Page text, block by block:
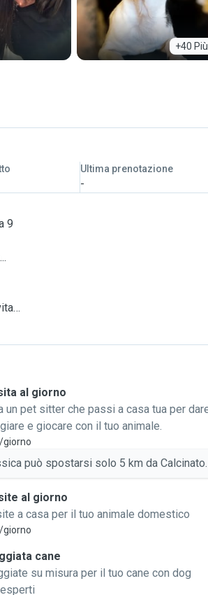
+40 Più
Ultima prenotazione
-
9
)
al giorno
un pet sitter che passi a casa tua per
e giocare con il tuo animale.
/giorno
può spostarsi solo 5 km da Calcinato.
al giorno
a casa per il tuo animale domestico
/giorno
cane
su misura per il tuo cane con dog